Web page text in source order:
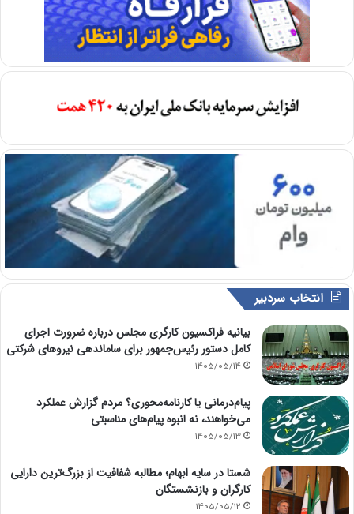
انتخاب سردبیر
بیانیه فراکسیون کارگری مجلس درباره ضرورت اجرای
کامل دستور رئیس‌جمهور برای ساماندهی نیروهای شرکتی
1405/05/14
پیام‌درمانی یا کارنامه‌محوری؟ مردم گزارش عملکرد
می‌خواهند، نه انبوه پیام‌های مناسبتی
1405/05/13
شستا در سایه ابهام؛ مطالبه شفافیت از بزرگ‌ترین دارایی
کارگران و بازنشستگان
1405/05/12